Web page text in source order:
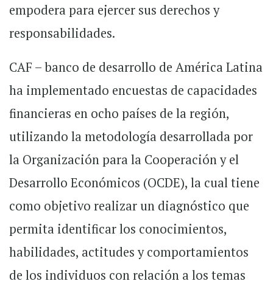
empodera para ejercer sus derechos y
responsabilidades.
CAF – banco de desarrollo de América Latina
ha implementado encuestas de capacidades
financieras en ocho países de la región,
utilizando la metodología desarrollada por
la Organización para la Cooperación y el
Desarrollo Económicos (OCDE), la cual tiene
como objetivo realizar un diagnóstico que
permita identificar los conocimientos,
habilidades, actitudes y comportamientos
de los individuos con relación a los temas